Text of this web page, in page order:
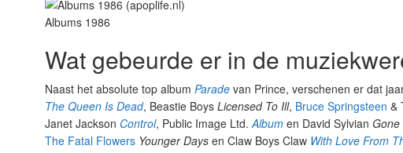
Albums 1986
Wat gebeurde er in de
Naast het absolute top album Parade van Prince, verschenen er dat
The Queen Is Dead, Beastie Boys Licensed To Ill, Bruce Springsteen &
Janet Jackson Control, Public Image Ltd. Album en David Sylvian Gone
The Fatal Flowers Younger Days en Claw Boys Claw With Love From